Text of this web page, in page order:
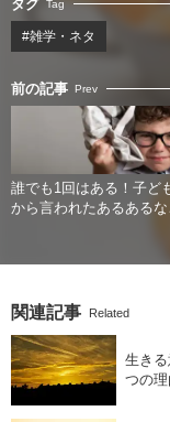
タグ Tag
#雑学・ネタ
前の記事 Prev
誰でも1回はある！子ど
から言われたあるある
関連記事 Related
生き
つの理